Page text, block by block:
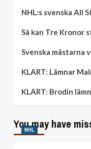
NHL:s svenska All
Så kan Tre Kronor
Svenska mästarna
KLART: Lämnar
KLART: Brodin
You may have
NHL